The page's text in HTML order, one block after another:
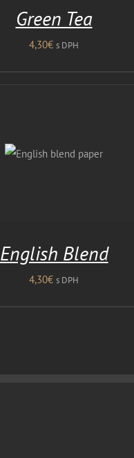
Green Tea
4,30€ s DPH
English Blend
4,30€ s DPH